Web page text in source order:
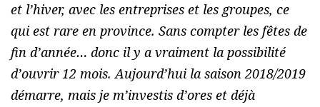
et l’hiver, avec les entreprises et les groupes, ce
qui est rare en province. Sans compter les fêtes de
fin d’année… donc il y a vraiment la possibilité
d’ouvrir 12 mois. Aujourd’hui la saison 2018/2019
démarre, mais je m’investis d’ores et déjà